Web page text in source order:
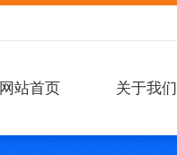
网站首页 关于我们